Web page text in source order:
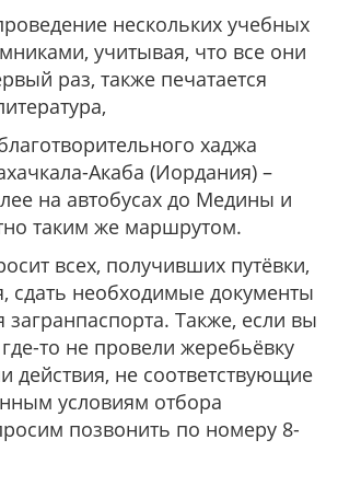
нескольких учебных
учитывая, что все они
раз, также печатается
хаджа
Акаба (Иордания) –
на автобусах до Медины и
таким же маршрутом.
всех, получивших путёвки,
сдать необходимые документы
загранпаспорта. Также, если вы
то не провели жеребьёвку
действия, не соответствующие
условиям отбора
позвонить по номеру 8-